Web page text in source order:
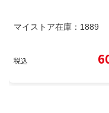
マイストア在庫： 1889
税込